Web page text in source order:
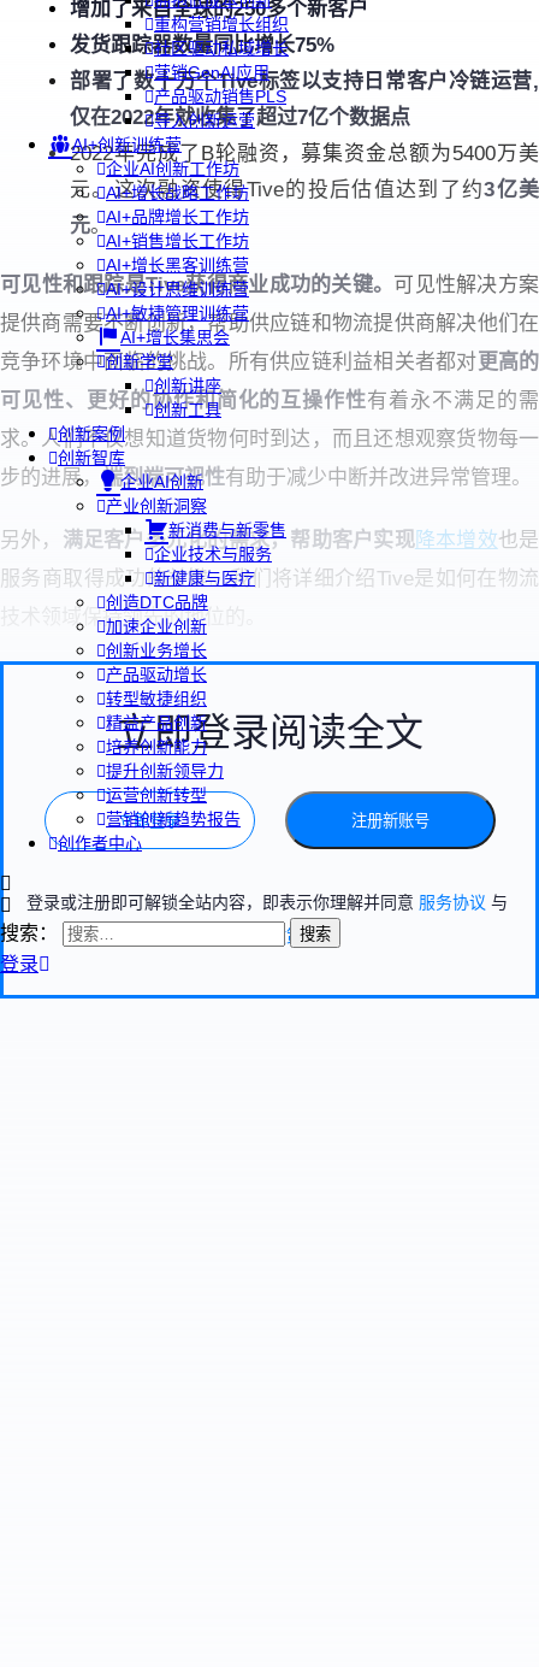
重构营销增长组织
社区驱动私域增长
营销GenAI应用
产品驱动销售PLS
导入创新运营
AI+创新训练营
企业AI创新工作坊
AI+增长战略工作坊
AI+品牌增长工作坊
AI+销售增长工作坊
AI+增长黑客训练营
AI+设计思维训练营
AI+敏捷管理训练营
AI+增长集思会
创新学堂
创新讲座
创新工具
创新案例
创新智库
企业AI创新
产业创新洞察
新消费与新零售
企业技术与服务
新健康与医疗
创造DTC品牌
加速企业创新
创新业务增长
产品驱动增长
转型敏捷组织
精益产品创新
培养创新能力
提升创新领导力
运营创新转型
营销创新趋势报告
创作者中心
搜索：
登录
增加了来自全球的250多个新客户
发货跟踪器数量同比增长75%
部署了数十万个Tive标签以支持日常客户冷链运营,
仅在2022年就收集了超过7亿个数据点
2022年完成了B轮融资，募集资金总额为5400万美
元。这次融资使得Tive的投后估值达到了约3亿美
元。
可见性和跟踪是Tive获得商业成功的关键。 可见性解决方案
提供商需要不断创新，帮助供应链和物流提供商解决他们在
竞争环境中面临的挑战。所有供应链利益相关者都对更高的
可见性、更好的协作和简化的互操作性有着永不满足的需
求。人们不仅想知道货物何时到达，而且还想观察货物每一
步的进展，端到端可视性有助于减少中断并改进异常管理。
另外， 满足客户多元化的需求，帮助客户实现降本增效也是
服务商取得成功的关键。我们将详细介绍Tive是如何在物流
技术领域保持领先的地位的。
立即登录阅读全文
立即登录 注册新账号
登录或注册即可解锁全站内容，即表示你理解并同意 服务协议 与
隐私政策